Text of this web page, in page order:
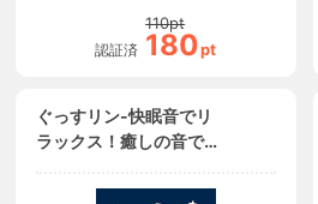
認証済
110pt
180pt
ぐっすリン-快眠音でリ
ラックス！癒しの音で自
レス登録完了）